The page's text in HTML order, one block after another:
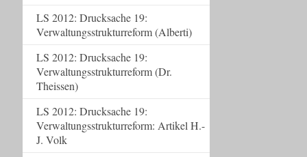
LS 2012: Drucksache 19:
Verwaltungsstrukturreform (Alberti)
LS 2012: Drucksache 19:
Verwaltungsstrukturreform (Dr.
Theissen)
LS 2012: Drucksache 19:
Verwaltungsstrukturreform: Artikel H.-
J. Volk